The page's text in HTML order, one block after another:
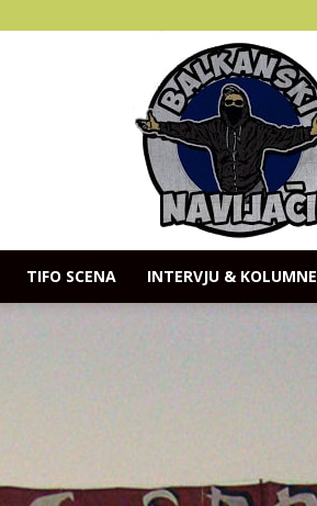
TIFO SCENA INTERVJU & KOLUMNE